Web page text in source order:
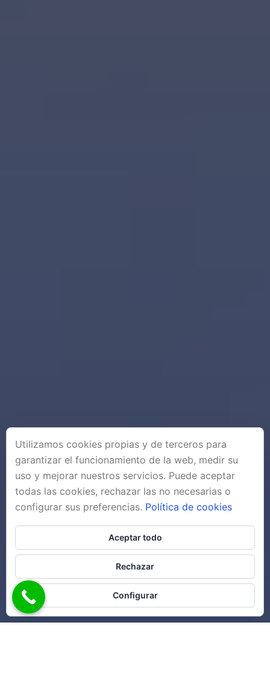
Utilizamos cookies propias y de terceros para
garantizar el funcionamiento de la web, medir su
uso y mejorar nuestros servicios. Puede aceptar
todas las cookies, rechazar las no necesarias o
configurar sus preferencias. Política de cookies
Aceptar todo
Rechazar
Configurar